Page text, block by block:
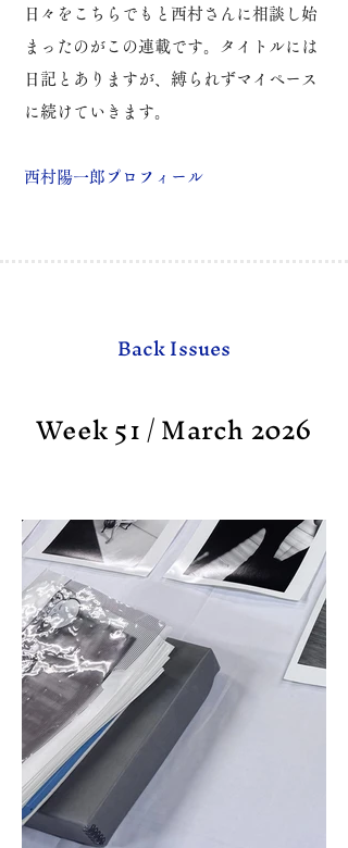
日々をこちらでもと西村さんに相談し始
まったのがこの連載です。
タイトルには
日記とありますが、縛られずマイペース
に続けていきます。
​西村陽一郎プロフィール
Back Issues
Week 51 / March 2026